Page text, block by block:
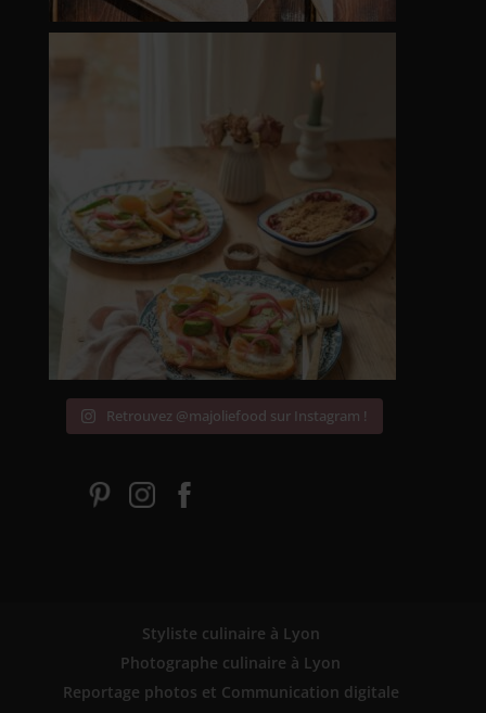
Retrouvez @majoliefood sur Instagram !
Styliste culinaire à Lyon
Photographe culinaire à Lyon
Reportage photos et Communication digitale